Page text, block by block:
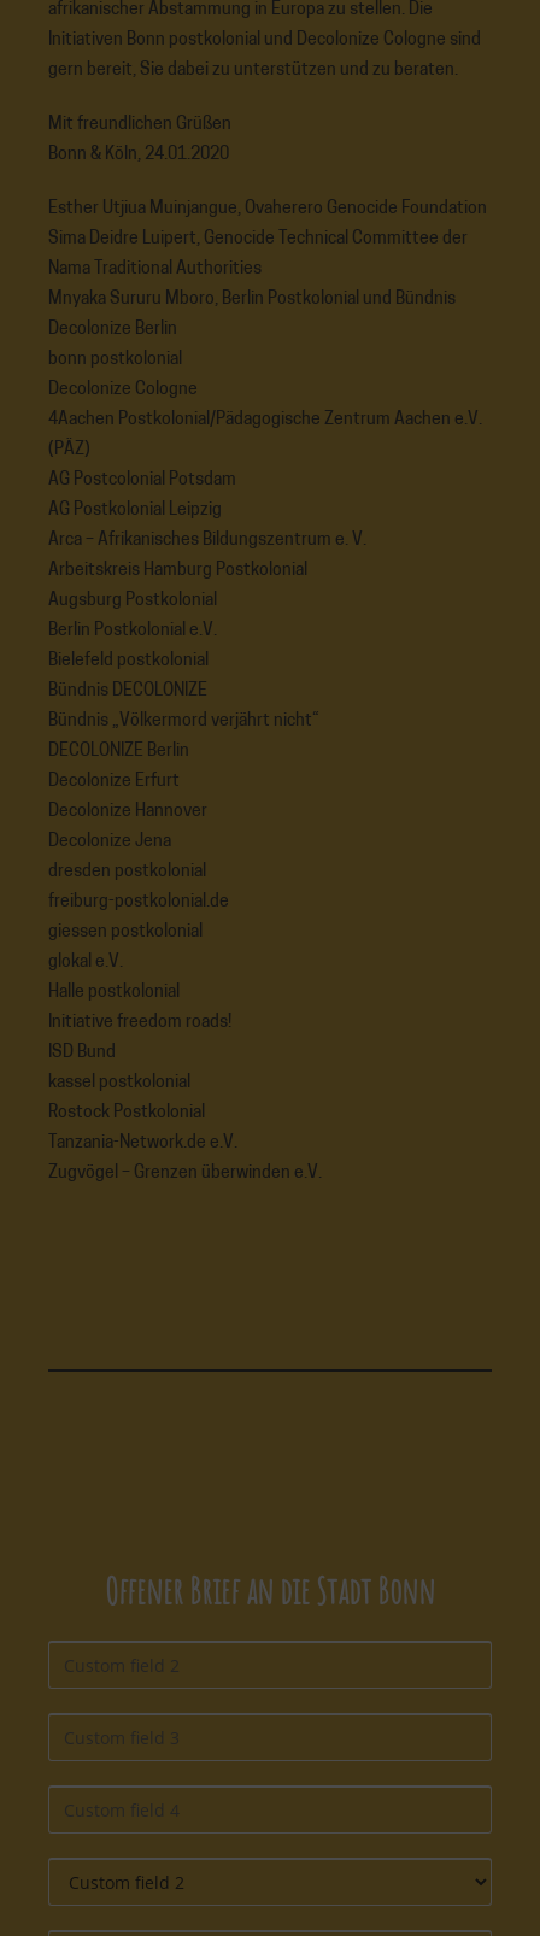
afrikanischer Abstammung in Europa zu stellen. Die
Initiativen Bonn postkolonial und Decolonize Cologne sind
gern bereit, Sie dabei zu unterstützen und zu beraten.
Mit freundlichen Grüßen
Bonn & Köln, 24.01.2020
Esther Utjiua Muinjangue, Ovaherero Genocide Foundation
Sima Deidre Luipert, Genocide Technical Committee der
Nama Traditional Authorities
Mnyaka Sururu Mboro, Berlin Postkolonial und Bündnis
Decolonize Berlin
bonn postkolonial
Decolonize Cologne
4Aachen Postkolonial/Pädagogische Zentrum Aachen e.V.
(PÄZ)
AG Postcolonial Potsdam
AG Postkolonial Leipzig
Arca – Afrikanisches Bildungszentrum e. V.
Arbeitskreis Hamburg Postkolonial
Augsburg Postkolonial
Berlin Postkolonial e.V.
Bielefeld postkolonial
Bündnis DECOLONIZE
Bündnis „Völkermord verjährt nicht“
DECOLONIZE Berlin
Decolonize Erfurt
Decolonize Hannover
Decolonize Jena
dresden postkolonial
freiburg-postkolonial.de
giessen postkolonial
glokal e.V.
Halle postkolonial
Initiative freedom roads!
ISD Bund
kassel postkolonial
Rostock Postkolonial
Tanzania-Network.de e.V.
Zugvögel – Grenzen überwinden e.V.
Offener Brief an die Stadt Bonn